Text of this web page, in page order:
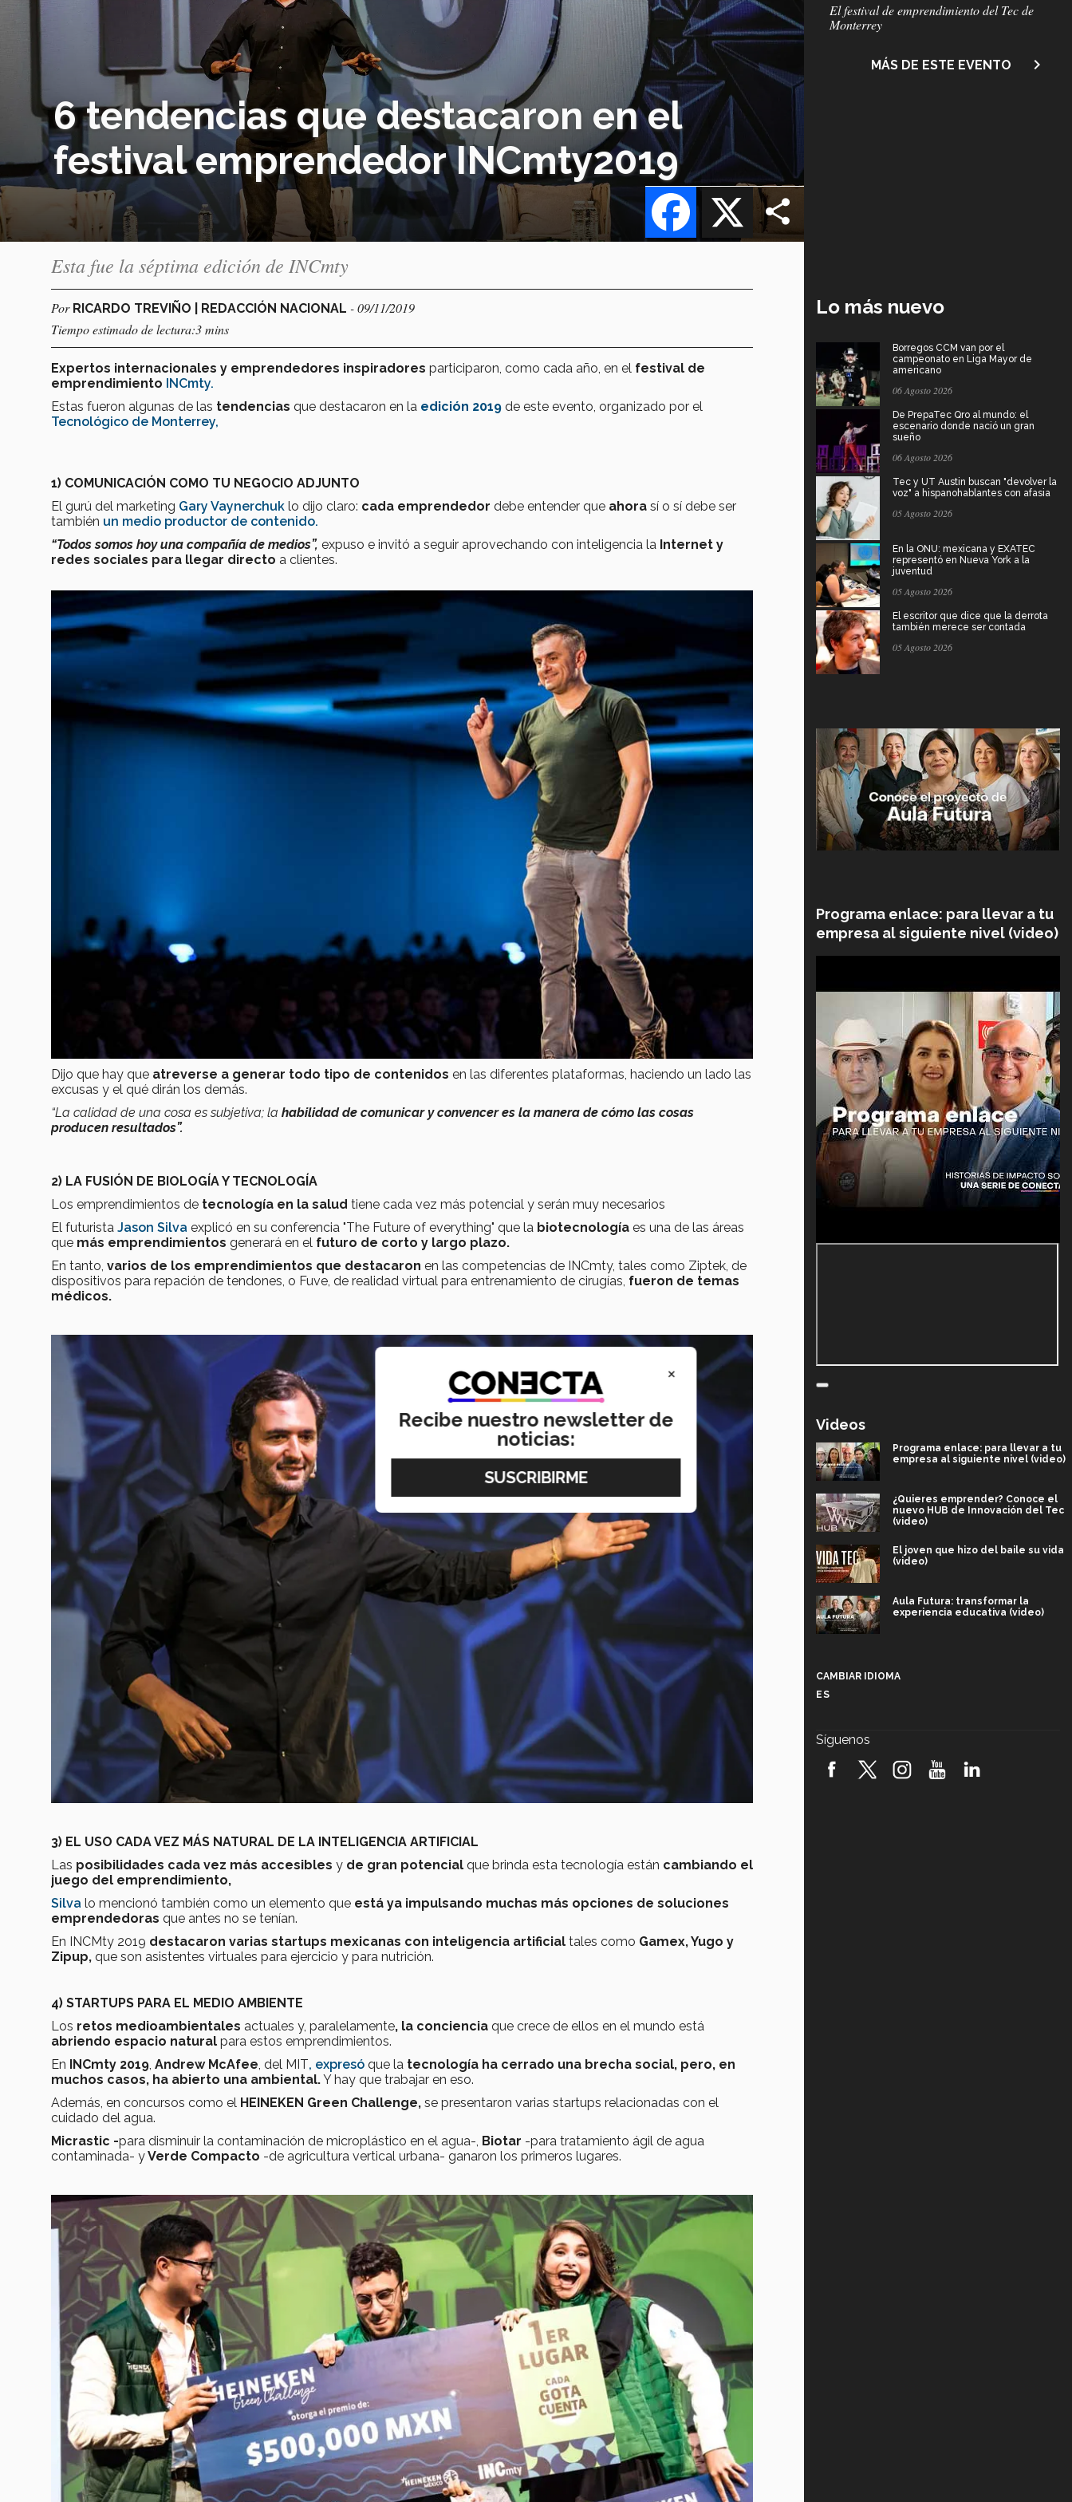
6 tendencias que destacaron en el
festival emprendedor INCmty2019
X
Facebook
Subtítulo
El festival de emprendimiento del Tec de
Monterrey
MÁS DE ESTE EVENTO navigate_next
Esta fue la séptima edición de INCmty
Por RICARDO TREVIÑO | REDACCIÓN NACIONAL - 09/11/2019
Tiempo estimado de lectura:3 mins
Expertos internacionales y emprendedores inspiradores participaron, como cada año, en el festival de
emprendimiento INCmty.
Estas fueron algunas de las tendencias que destacaron en la edición 2019 de este evento, organizado por el
Tecnológico de Monterrey,
1) COMUNICACIÓN COMO TU NEGOCIO ADJUNTO
El gurú del marketing Gary Vaynerchuk lo dijo claro: cada emprendedor debe entender que ahora sí o sí debe ser
también un medio productor de contenido.
“Todos somos hoy una compañía de medios”, expuso e invitó a seguir aprovechando con inteligencia la Internet y
redes sociales para llegar directo a clientes.
Dijo que hay que atreverse a generar todo tipo de contenidos en las diferentes plataformas, haciendo un lado las
excusas y el qué dirán los demás.
“La calidad de una cosa es subjetiva; la habilidad de comunicar y convencer es la manera de cómo las cosas
producen resultados”.
2) LA FUSIÓN DE BIOLOGÍA Y TECNOLOGÍA
Los emprendimientos de tecnología en la salud tiene cada vez más potencial y serán muy necesarios
El futurista Jason Silva explicó en su conferencia "The Future of everything" que la biotecnología es una de las áreas
que más emprendimientos generará en el futuro de corto y largo plazo.
En tanto, varios de los emprendimientos que destacaron en las competencias de INCmty, tales como Ziptek, de
dispositivos para repación de tendones, o Fuve, de realidad virtual para entrenamiento de cirugías, fueron de temas
médicos.
3) EL USO CADA VEZ MÁS NATURAL DE LA INTELIGENCIA ARTIFICIAL
Las posibilidades cada vez más accesibles y de gran potencial que brinda esta tecnología están cambiando el
juego del emprendimiento,
Silva lo mencionó también como un elemento que está ya impulsando muchas más opciones de soluciones
emprendedoras que antes no se tenían.
En INCMty 2019 destacaron varias startups mexicanas con inteligencia artificial tales como Gamex, Yugo y
Zipup, que son asistentes virtuales para ejercicio y para nutrición.
4) STARTUPS PARA EL MEDIO AMBIENTE
Los retos medioambientales actuales y, paralelamente, la conciencia que crece de ellos en el mundo está
abriendo espacio natural para estos emprendimientos.
En INCmty 2019 Andrew McAfee , del MIT, expresó que la tecnología ha cerrado una brecha social, pero, en
muchos casos, ha abierto una ambiental.Y hay que trabajar en eso.
Además, en concursos como el HEINEKEN Green Challenge, se presentaron varias startups relacionadas con el
cuidado del agua.
Micrastic -para disminuir la contaminación de microplástico en el agua-, Biotar -para tratamiento ágil de agua
contaminada- yVerde Compacto -de agricultura vertical urbana- ganaron los primeros lugares.
Lo más nuevo
Borregos CCM van por el
campeonato en Liga Mayor de
americano
06 Agosto 2026
De PrepaTec Qro al mundo: el
escenario donde nació un gran
sueño
06 Agosto 2026
Tec y UT Austin buscan "devolver la
voz" a hispanohablantes con afasia
05 Agosto 2026
En la ONU: mexicana y EXATEC
representó en Nueva York a la
juventud
05 Agosto 2026
El escritor que dice que la derrota
también merece ser contada
05 Agosto 2026
Programa enlace: para llevar a tu
empresa al siguiente nivel (video)
Videos
Programa enlace: para llevar a tu
empresa al siguiente nivel (video)
¿Quieres emprender? Conoce el
nuevo HUB de Innovación del Tec
(video)
El joven que hizo del baile su vida
(video)
Aula Futura: transformar la
experiencia educativa (video)
robótica FIRST 2026! (video)
CAMBIAR IDIOMA
ES
Síguenos
×
Recibe nuestro newsletter de
noticias: